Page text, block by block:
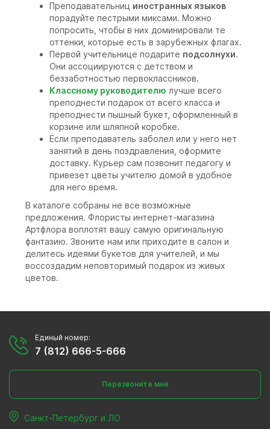
Преподавательниц иностранных языков
порадуйте пестрыми миксами. Можно
попросить, чтобы в них доминировали те
оттенки, которые есть в зарубежных флагах.
Первой учительнице подарите подсолнухи.
Они ассоциируются с детством и
беззаботностью первоклассников.
Классному руководителю лучше всего
преподнести подарок от всего класса и
преподнести пышный букет, оформленный в
корзине или шляпной коробке.
Если преподаватель заболел или у него нет
занятий в день поздравления, оформите
доставку. Курьер сам позвонит педагогу и
привезет цветы учителю домой в удобное
для него время.
В каталоге собраны не все возможные
предложения. Флористы интернет-магазина
Артфлора воплотят вашу самую оригинальную
фантазию. Звоните нам или приходите в салон и
делитесь идеями букетов для учителей, и мы
воссоздадим неповторимый подарок из живых
цветов.
Единый номер:
7 (812) 666-5-666
Перезвоните мне
Санкт-Петербург и ЛО